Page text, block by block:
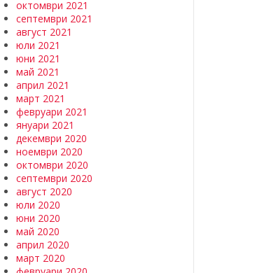
октомври 2021
септември 2021
август 2021
юли 2021
юни 2021
май 2021
април 2021
март 2021
февруари 2021
януари 2021
декември 2020
ноември 2020
октомври 2020
септември 2020
август 2020
юли 2020
юни 2020
май 2020
април 2020
март 2020